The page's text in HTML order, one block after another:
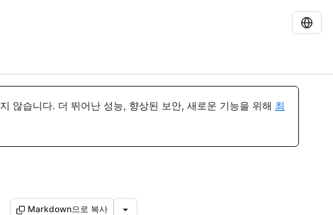
않습니다. 더 뛰어난 성능, 향상된 보안, 새로운 기능을 위해 최
Markdown으로 복사